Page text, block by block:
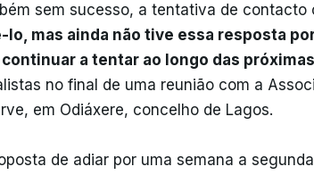
sem sucesso, a tentativa de contacto
lo, mas ainda não tive essa resposta
a tentar ao longo das
no final de uma reunião com a
em Odiáxere, concelho de Lagos.
de adiar por uma semana a